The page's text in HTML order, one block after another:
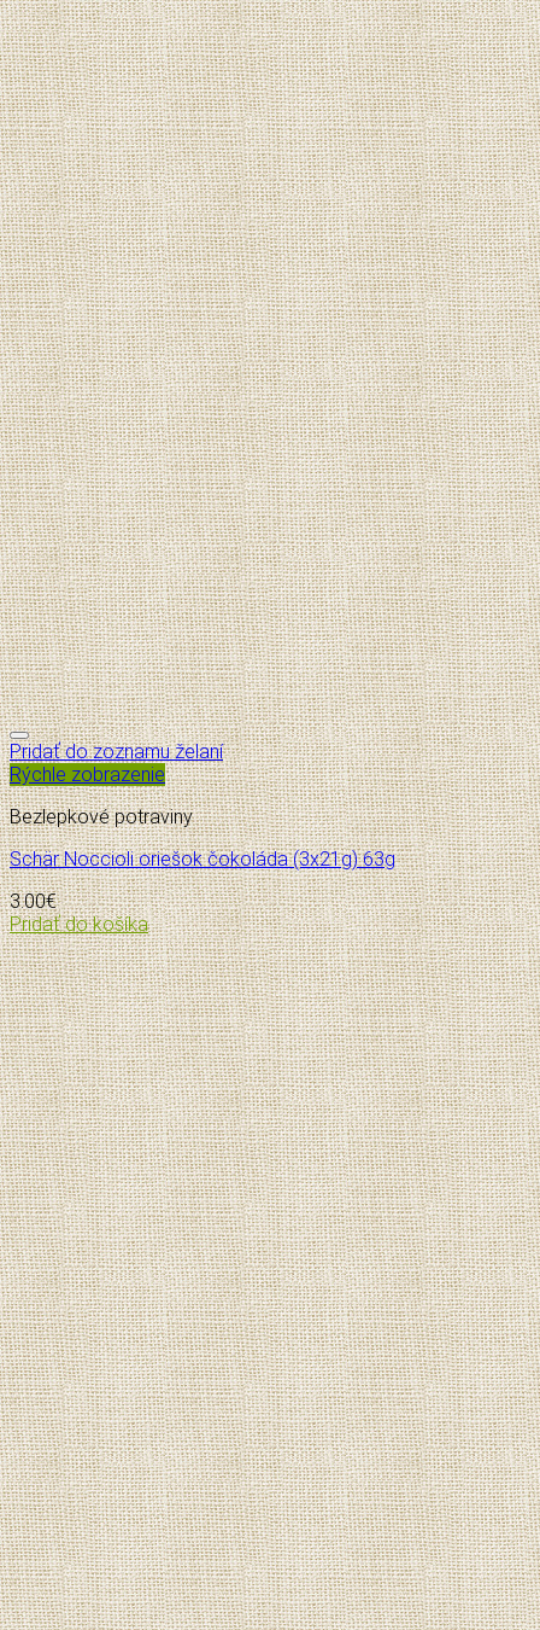
Pridať do zoznamu želaní
Rýchle zobrazenie
Bezlepkové potraviny
Schär Noccioli oriešok čokoláda (3x21g) 63g
3.00€
Pridať do košíka